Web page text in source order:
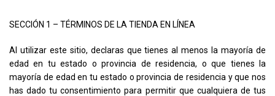
SECCIÓN 1 – TÉRMINOS DE LA TIENDA EN LÍNEA
Al utilizar este sitio, declaras que tienes al menos la mayoría de
edad en tu estado o provincia de residencia, o que tienes la
mayoría de edad en tu estado o provincia de residencia y que nos
has dado tu consentimiento para permitir que cualquiera de tus